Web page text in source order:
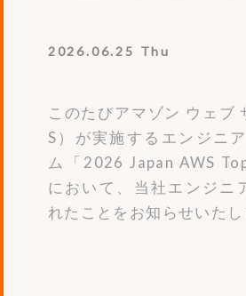
2026.06.25 Thu
このたびアマゾン ウェブ
S）が実施するエンジニ
ム「2026 Japan AWS
において、当社エンジニ
れたことをお知らせいたし